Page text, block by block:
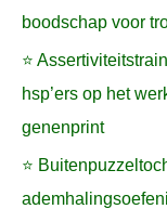
boodschap voor
⭐
hsp’ers op het
genenprint
⭐